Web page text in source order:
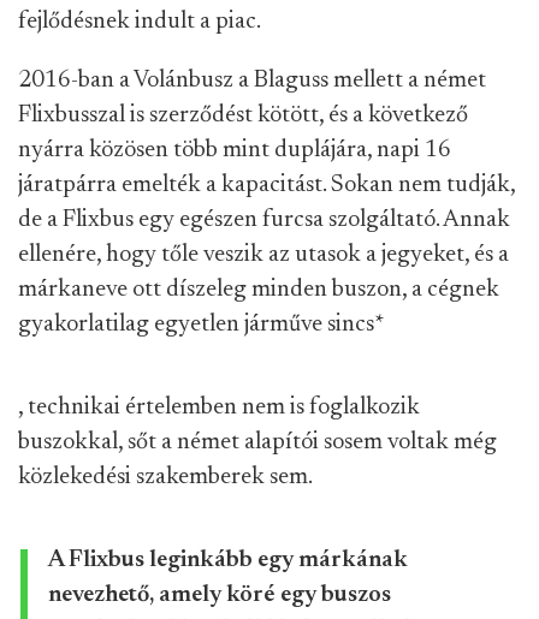
fejlődésnek indult a piac.
2016-ban a Volánbusz a Blaguss mellett a német
Flixbusszal is szerződést kötött, és a következő
nyárra közösen több mint duplájára, napi 16
járatpárra emelték a kapacitást. Sokan nem tudják,
de a Flixbus egy egészen furcsa szolgáltató. Annak
ellenére, hogy tőle veszik az utasok a jegyeket, és a
márkaneve ott díszeleg minden buszon, a cégnek
gyakorlatilag egyetlen járműve sincs*
, technikai értelemben nem is foglalkozik
buszokkal, sőt a német alapítói sosem voltak még
közlekedési szakemberek sem.
A Flixbus leginkább egy márkának
nevezhető, amely köré egy buszos